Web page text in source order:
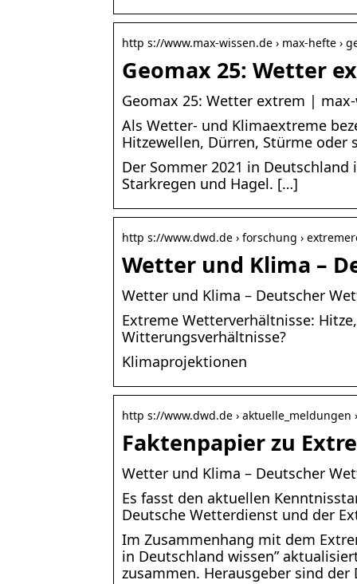
http s://www.max-wissen.de › max-hefte ›
Geomax 25: Wetter
Geomax 25: Wetter extrem |
Als Wetter- und Klimaextreme
Hitzewellen, Dürren, Stürme oder
Der Sommer 2021 in
Starkregen und Hagel. […]
http s://www.dwd.de › forschung ›
Wetter und Klima –
Wetter und Klima – Deutscher
Extreme Wetterverhältnisse:
Witterungsverhältnisse?
Klimaprojektionen
http s://www.dwd.de › aktuelle_meldungen
Faktenpapier zu
Wetter und Klima – Deutscher
Es fasst den aktuellen
Deutsche Wetterdienst und der
Im Zusammenhang mit dem
in Deutschland wissen”
zusammen. Herausgeber sind